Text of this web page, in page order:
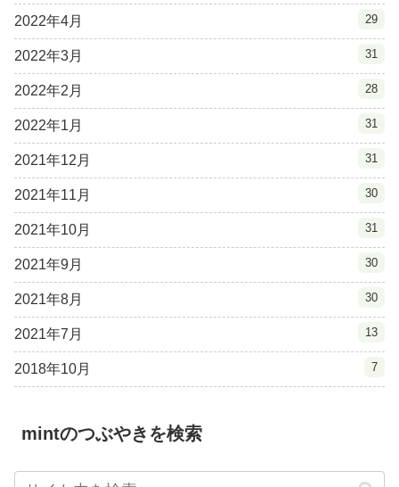
2022年4月 29
2022年3月 31
2022年2月 28
2022年1月 31
2021年12月 31
2021年11月 30
2021年10月 31
2021年9月 30
2021年8月 30
2021年7月 13
2018年10月 7
mintのつぶやきを検索